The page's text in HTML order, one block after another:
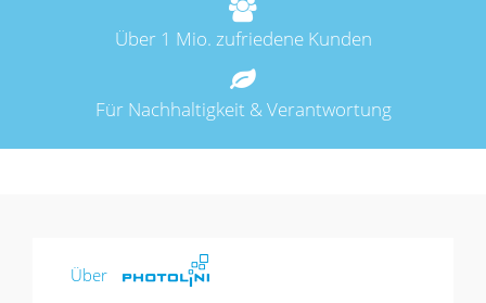
Über 1 Mio. zufriedene Kunden
Für Nachhaltigkeit & Verantwortung
Über